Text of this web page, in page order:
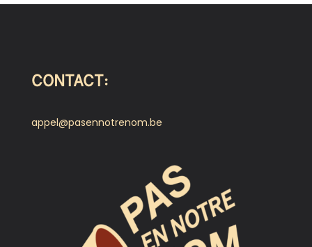
CONTACT:
appel@pasennotrenom.be